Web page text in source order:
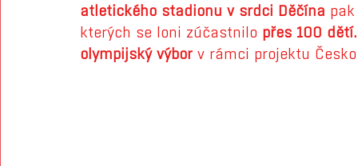
atletického stadionu v srdci Děčína
kterých se loni zúčastnilo přes 100 dětí.
olympijský výbor v rámci projektu